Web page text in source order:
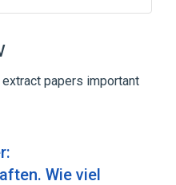
Android
exploit kit
papers important
Wie viel